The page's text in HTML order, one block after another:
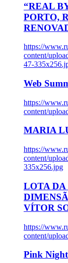
“REAL
PORTO,
https://
content/
47-
Web
https://
content/
MARIA
https://
content/
335x256.jpg
LOTA DA
VÍTOR
https://
content/
Pink